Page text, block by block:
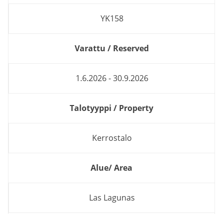
YK158
Varattu / Reserved
1.6.2026 - 30.9.2026
Talotyyppi / Property
Kerrostalo
Alue/ Area
Las Lagunas